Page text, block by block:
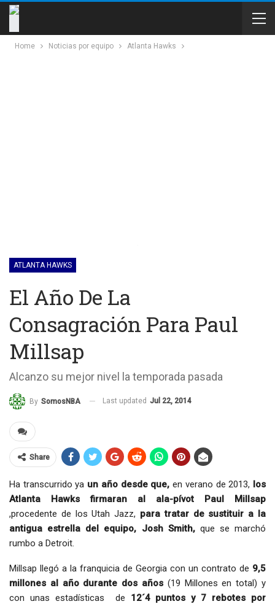
Home Noticias por equipo Atlanta Hawks
ATLANTA HAWKS
El Año De La
Consagración Para Paul
Millsap
Alcanzo su mejor nivel la temporada pasada
By SomosNBA Last updated Jul 22, 2014
Share
Ha transcurrido ya un año desde que, en verano de 2013, los
Atlanta Hawks firmaran al ala-pívot Paul Millsap
,procedente de los Utah Jazz, para tratar de sustituir a la
antigua estrella del equipo, Josh Smith,que se marchó
rumbo a Detroit.
Millsap llegó a la franquicia de Georgia con un contrato de 9,5
millones al año durante dos años (19 Millones en total) y
con unas estadísticas de 12´4 puntos y 7 rebotes por